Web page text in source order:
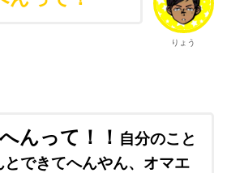
りょう
んって！！ 自分のこと
とできてへんやん、オマエ